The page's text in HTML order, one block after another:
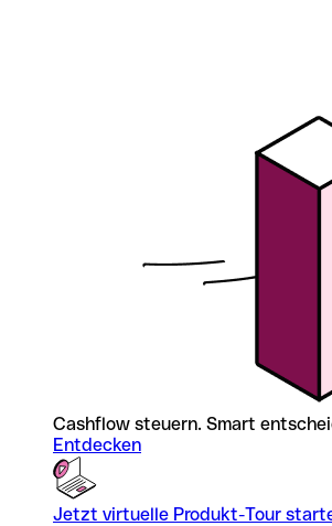
Cashflow steuern. Smart
Entdecken
Jetzt virtuelle Produkt-Tour